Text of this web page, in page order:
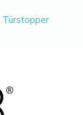
Türstopper